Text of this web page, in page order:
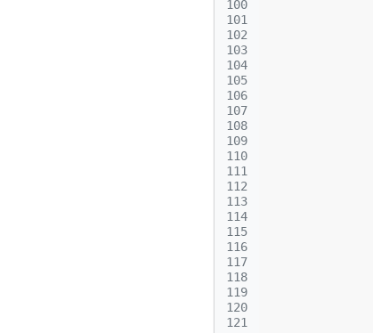
100
101
102
103
104
105
106
107
108
109
110
111
112
113
114
115
116
117
118
119
120
121